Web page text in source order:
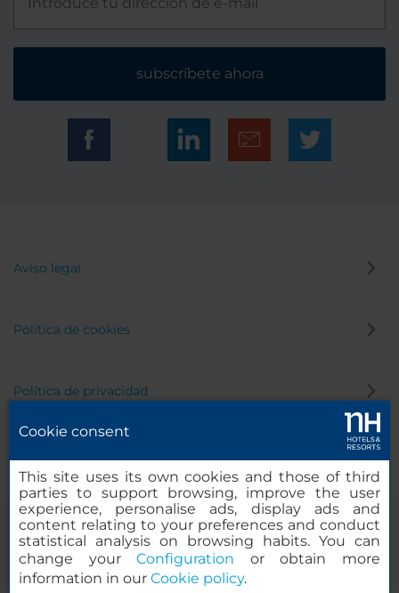
subscríbete ahora
Aviso legal
Política de cookies
Política de privacidad
Cookie consent
This site uses its own cookies and those of third
parties to support browsing, improve the user
experience, personalise ads, display ads and
content relating to your preferences and conduct
statistical analysis on browsing habits. You can
change yourConfiguration or obtain more
information in our Cookie policy.